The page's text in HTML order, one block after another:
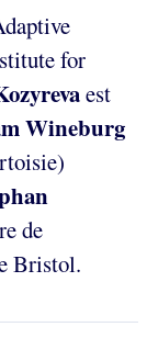
for
est
Wineburg
de
Bristol.